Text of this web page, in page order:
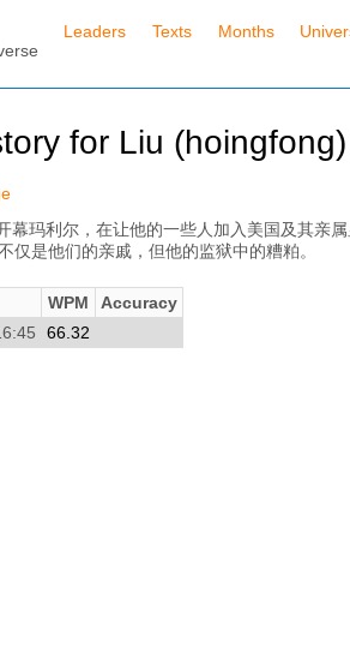
Leaders Texts Months
for Liu (hoingfong)
幕玛利尔，在让他的一些人加入美国及其亲
仅是他们的亲戚，但他的监狱中的糟粕。
WPM
Accuracy
66.32